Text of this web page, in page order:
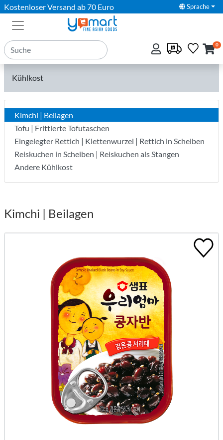
Kostenloser Versand ab 70 Euro Sprache
0
Kühlkost
Kimchi | Beilagen
Tofu | Frittierte Tofutaschen
Eingelegter Rettich | Klettenwurzel | Rettich in Scheiben
Reiskuchen in Scheiben | Reiskuchen als Stangen
Andere Kühlkost
Kimchi | Beilagen